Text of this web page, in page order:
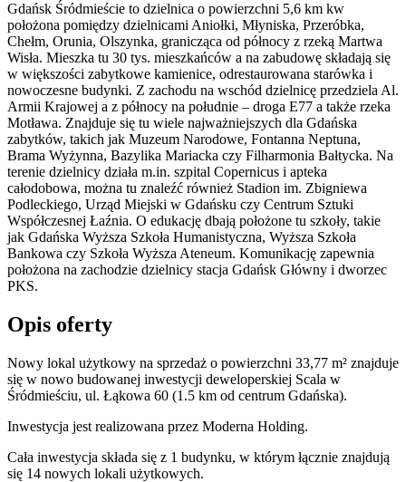
Gdańsk Śródmieście to dzielnica o powierzchni 5,6 km kw
położona pomiędzy dzielnicami Aniołki, Młyniska, Przeróbka,
Chełm, Orunia, Olszynka, granicząca od północy z rzeką Martwa
Wisła. Mieszka tu 30 tys. mieszkańców a na zabudowę składają się
w większości zabytkowe kamienice, odrestaurowana starówka i
nowoczesne budynki. Z zachodu na wschód dzielnicę przedziela Al.
Armii Krajowej a z północy na południe – droga E77 a także rzeka
Motława. Znajduje się tu wiele najważniejszych dla Gdańska
zabytków, takich jak Muzeum Narodowe, Fontanna Neptuna,
Brama Wyżynna, Bazylika Mariacka czy Filharmonia Bałtycka. Na
terenie dzielnicy działa m.in. szpital Copernicus i apteka
całodobowa, można tu znaleźć również Stadion im. Zbigniewa
Podleckiego, Urząd Miejski w Gdańsku czy Centrum Sztuki
Współczesnej Łaźnia. O edukację dbają położone tu szkoły, takie
jak Gdańska Wyższa Szkoła Humanistyczna, Wyższa Szkoła
Bankowa czy Szkoła Wyższa Ateneum. Komunikację zapewnia
położona na zachodzie dzielnicy stacja Gdańsk Główny i dworzec
PKS.
Opis oferty
Nowy lokal użytkowy na sprzedaż o powierzchni 33,77 m² znajduje
się w nowo budowanej inwestycji deweloperskiej Scala w
Śródmieściu, ul. Łąkowa 60 (1.5 km od centrum Gdańska).
Inwestycja jest realizowana przez Moderna Holding.
Cała inwestycja składa się z 1 budynku, w którym łącznie znajdują
się 14 nowych lokali użytkowych.